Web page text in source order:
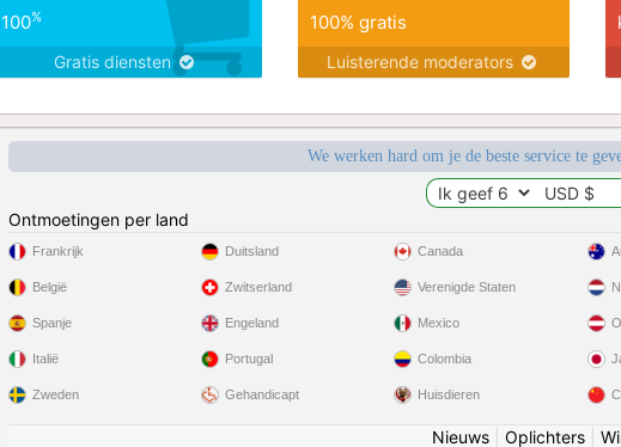
100%
Gratis diensten
100% gratis
Luisterende moderators
We werken hard om je de beste service te
Ontmoetingen per land
Frankrijk
België
Spanje
Italië
Zweden
Duitsland
Zwitserland
Engeland
Portugal
Gehandicapt
Canada
Verenigde Staten
Mexico
Colombia
Huisdieren
Nieuws| Oplichters|